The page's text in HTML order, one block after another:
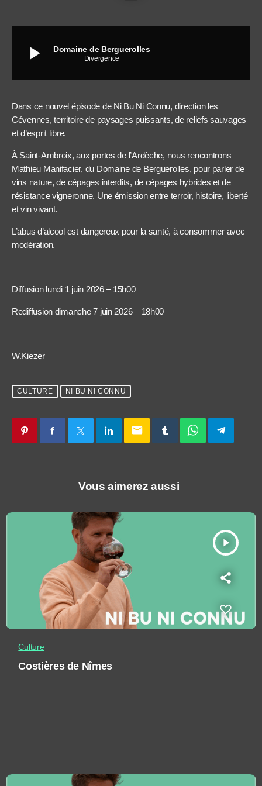
play_arrow Domaine de Berguerolles
Divergence
Dans ce nouvel épisode de Ni Bu Ni Connu, direction les
Cévennes, territoire de paysages puissants, de reliefs sauvages
et d’esprit libre.
À Saint-Ambroix, aux portes de l’Ardèche, nous rencontrons
Mathieu Manifacier, du Domaine de Berguerolles, pour parler de
vins nature, de cépages interdits, de cépages hybrides et de
résistance vigneronne. Une émission entre terroir, histoire, liberté
et vin vivant.
L’abus d’alcool est dangereux pour la santé, à consommer avec
modération.
Diffusion lundi 1 juin 2026 – 15h00
Rediffusion dimanche 7 juin 2026 – 18h00
W.Kiezer
CULTURE NI BU NI CONNU
email
Vous aimerez aussi
play_arrow
Culture
Costières de Nîmes